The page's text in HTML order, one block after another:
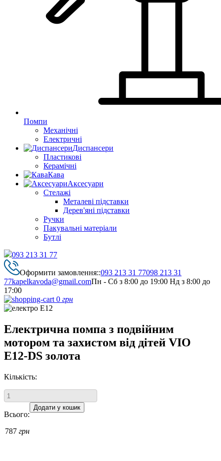
Помпи
Механічні
Електричні
Диспансери
Пластикові
Керамічні
Кава
Аксесуари
Стелажі
Металеві підставки
Дерев'яні підставки
Ручки
Пакувальні матеріали
Бутлі
093 213 31 77
Оформити замовлення::093 213 31 77098 213 31
77kapelkavoda@gmail.comПн - Сб з 8:00 до 19:00 Нд з 8:00 до
17:00
0 грн
Електрична помпа з подвійним
мотором та захистом від дітей VIO
Е12-DS золота
Кількість:
Всього:
787 грн